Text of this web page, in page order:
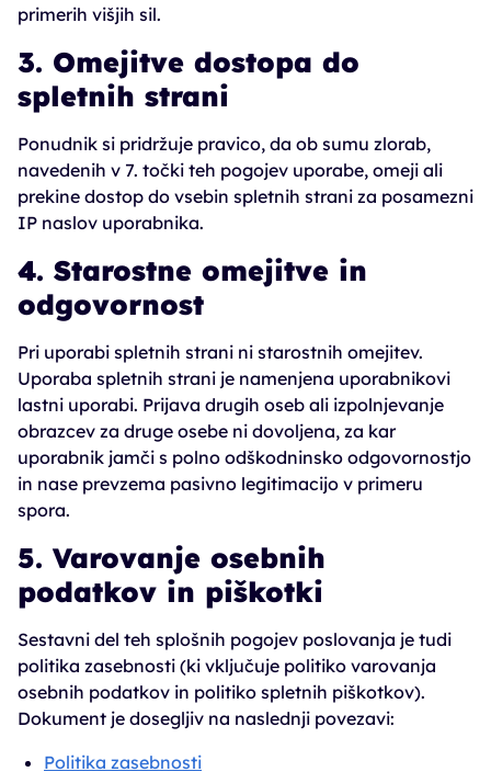
primerih višjih sil.
3. Omejitve dostopa do
spletnih strani
Ponudnik si pridržuje pravico, da ob sumu zlorab,
navedenih v 7. točki teh pogojev uporabe, omeji ali
prekine dostop do vsebin spletnih strani za posamezni
IP naslov uporabnika.
4. Starostne omejitve in
odgovornost
Pri uporabi spletnih strani ni starostnih omejitev.
Uporaba spletnih strani je namenjena uporabnikovi
lastni uporabi. Prijava drugih oseb ali izpolnjevanje
obrazcev za druge osebe ni dovoljena, za kar
uporabnik jamči s polno odškodninsko odgovornostjo
in nase prevzema pasivno legitimacijo v primeru
spora.
5. Varovanje osebnih
podatkov in piškotki
Sestavni del teh splošnih pogojev poslovanja je tudi
politika zasebnosti (ki vključuje politiko varovanja
osebnih podatkov in politiko spletnih piškotkov).
Dokument je dosegljiv na naslednji povezavi:
Politika zasebnosti